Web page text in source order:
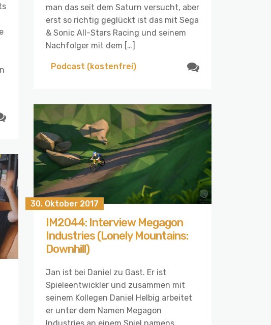
man das seit dem Saturn versucht, aber
erst so richtig geglückt ist das mit Sega
& Sonic All-Stars Racing und seinem
Nachfolger mit dem […]
Podcast (kostenfrei)
30. Oktober 2017
IM2044: Interview Megagon
Industries (Lonely Mountains:
Downhill)
Jan ist bei Daniel zu Gast. Er ist
Spieleentwickler und zusammen mit
seinem Kollegen Daniel Helbig arbeitet
er unter dem Namen Megagon